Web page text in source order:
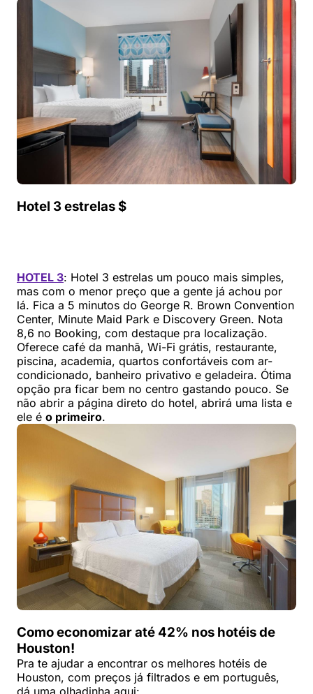
Hotel 3 estrelas $
HOTEL 3: Hotel 3 estrelas um pouco mais simples,
mas com o menor preço que a gente já achou por
lá. Fica a 5 minutos do George R. Brown Convention
Center, Minute Maid Park e Discovery Green. Nota
8,6 no Booking, com destaque pra localização.
Oferece café da manhã, Wi-Fi grátis, restaurante,
piscina, academia, quartos confortáveis com ar-
condicionado, banheiro privativo e geladeira. Ótima
opção pra ficar bem no centro gastando pouco. Se
não abrir a página direto do hotel, abrirá uma lista e
ele é o primeiro.
Como economizar até 42% nos hotéis de
Houston!
Pra te ajudar a encontrar os melhores hotéis de
Houston, com preços já filtrados e em português,
dá uma olhadinha aqui: